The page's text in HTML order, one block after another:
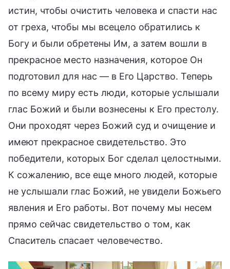
истин, чтобы очистить человека и спасти нас
от греха, чтобы мы всецело обратились к
Богу и были обретены Им, а затем вошли в
прекрасное место назначения, которое Он
подготовил для нас — в Его Царство. Теперь
по всему миру есть люди, которые услышали
глас Божий и были вознесены к Его престолу.
Они проходят через Божий суд и очищение и
имеют прекрасное свидетельство. Это
победители, которых Бог сделал целостными.
К сожалению, все еще много людей, которые
не услышали глас Божий, не увидели Божьего
явления и Его работы. Вот почему мы несем
прямо сейчас свидетельство о том, как
Спаситель спасает человечество.